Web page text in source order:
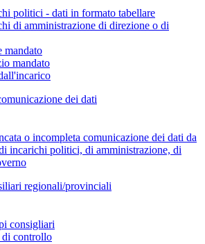
politici - dati in formato tabellare
di amministrazione di direzione o di
mandato
mandato
dei dati
o incompleta comunicazione dei dati da
incarichi politici, di amministrazione, di
regionali/provinciali
consigliari
controllo